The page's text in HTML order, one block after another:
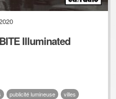
Illuminated
publicité lumineuse villes